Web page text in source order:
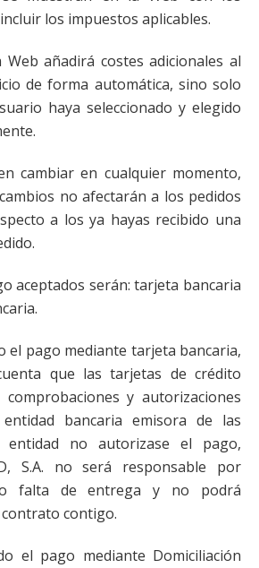
los impuestos aplicables.
añadirá costes adicionales al
de forma automática, sino solo
haya seleccionado y elegido
cambiar en cualquier momento,
no afectarán a los pedidos
a los ya hayas recibido una
aceptados serán: tarjeta bancaria
el pago mediante tarjeta bancaria,
que las tarjetas de crédito
y autorizaciones
bancaria emisora de las
entidad no autorizase el pago,
S.A. no será responsable por
falta de entrega y no podrá
contigo.
el pago mediante Domiciliación